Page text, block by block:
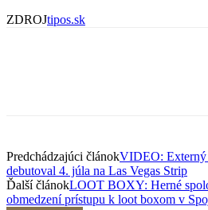
ZDROJtipos.sk
Predchádzajúci článokVIDEO: Externý
debutoval 4. júla na Las Vegas Strip
Ďalší článokLOOT BOXY: Herné
obmedzení prístupu k loot boxom v